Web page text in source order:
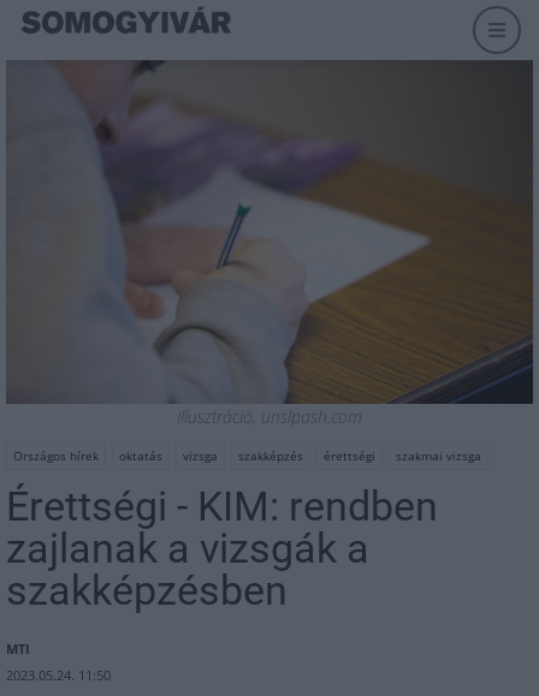
Illusztráció, unslpash.com
Országos hírek oktatás vizsga szakképzés érettségi szakmai vizsga
Érettségi - KIM: rendben
zajlanak a vizsgák a
szakképzésben
MTI
2023.05.24. 11:50